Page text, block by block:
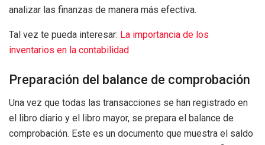
analizar las finanzas de manera más efectiva.
Tal vez te pueda interesar: La importancia de los
inventarios en la contabilidad
Preparación del balance de comprobación
Una vez que todas las transacciones se han registrado en
el libro diario y el libro mayor, se prepara el balance de
comprobación. Este es un documento que muestra el saldo